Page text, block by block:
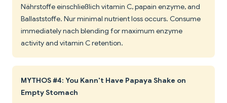
Nährstoffe einschließlich vitamin C, papain enzyme, and
Ballaststoffe. Nur minimal nutrient loss occurs. Consume
immediately nach blending for maximum enzyme
activity and vitamin C retention.
MYTHOS #4: You Kann't Have Papaya Shake on
Empty Stomach